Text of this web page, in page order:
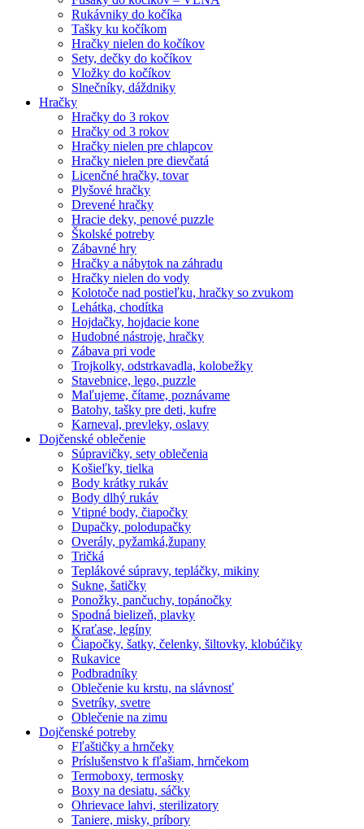
Rukávniky do kočíka
Tašky ku kočíkom
Hračky nielen do kočíkov
Sety, dečky do kočíkov
Vložky do kočíkov
Slnečníky, dáždniky
Hračky
Hračky do 3 rokov
Hračky od 3 rokov
Hračky nielen pre chlapcov
Hračky nielen pre dievčatá
Licenčné hračky, tovar
Plyšové hračky
Drevené hračky
Hracie deky, penové puzzle
Školské potreby
Zábavné hry
Hračky a nábytok na záhradu
Hračky nielen do vody
Kolotoče nad postieľku, hračky so zvukom
Lehátka, chodítka
Hojdačky, hojdacie kone
Hudobné nástroje, hračky
Zábava pri vode
Trojkolky, odstrkavadla, kolobežky
Stavebnice, lego, puzzle
Maľujeme, čítame, poznávame
Batohy, tašky pre deti, kufre
Karneval, prevleky, oslavy
Dojčenské oblečenie
Súpravičky, sety oblečenia
Košieľky, tielka
Body krátky rukáv
Body dlhý rukáv
Vtipné body, čiapočky
Dupačky, polodupačky
Overály, pyžamká,župany
Tričká
Teplákové súpravy, tepláčky, mikiny
Sukne, šatičky
Ponožky, pančuchy, topánočky
Spodná bielizeň, plavky
Kraťase, legíny
Čiapočky, šatky, čelenky, šiltovky, klobúčiky
Rukavice
Podbradníky
Oblečenie ku krstu, na slávnosť
Svetríky, svetre
Oblečenie na zimu
Dojčenské potreby
Fľaštičky a hrnčeky
Príslušenstvo k fľašiam, hrnčekom
Termoboxy, termosky
Boxy na desiatu, sáčky
Ohrievace lahvi, sterilizatory
Taniere, misky, príbory